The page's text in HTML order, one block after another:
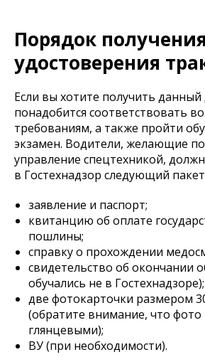
Порядок получения
удостоверения
Если вы хотите получить
понадобится соответствовать
требованиям, а также пройти
экзамен. Водители, желающие
управление спецтехникой,
в Гостехнадзор следующий
заявление и паспорт;
квитанцию об оплате
пошлины;
справку о прохождении
свидетельство об окончании
обучались не в Гостехнадзоре);
две фотокарточки размером
(обратите внимание, что фото
глянцевыми);
ВУ (при необходимости).